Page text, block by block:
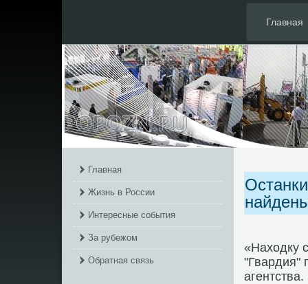
Главная
Главная
Жизнь в России
Интересные события
За рубежом
Обратная связь
«Находку
"Гвардия"
агентства.